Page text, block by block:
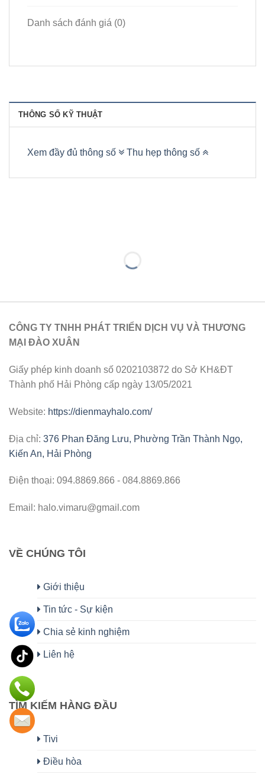
Danh sách đánh giá (0)
THÔNG SỐ KỸ THUẬT
Xem đầy đủ thông số Thu hẹp thông số
CÔNG TY TNHH PHÁT TRIỂN DỊCH VỤ VÀ THƯƠNG
MẠI ĐÀO XUÂN
Giấy phép kinh doanh số 0202103872 do Sở KH&ĐT
Thành phố Hải Phòng cấp ngày 13/05/2021
Website: https://dienmayhalo.com/
Địa chỉ: 376 Phan Đăng Lưu, Phường Trần Thành Ngọ,
Kiến An, Hải Phòng
Điện thoại: 094.8869.866 - 084.8869.866
Email: halo.vimaru@gmail.com
VỀ CHÚNG TÔI
Giới thiệu
Tin tức - Sự kiện
Chia sẻ kinh nghiệm
Liên hệ
TÌM KIẾM HÀNG ĐẦU
Tivi
Điều hòa